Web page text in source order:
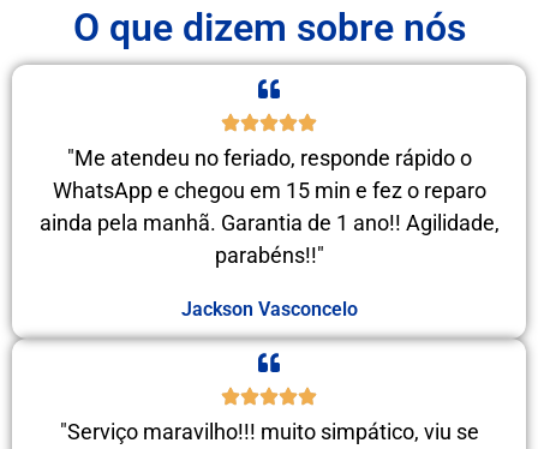
O que dizem sobre nós
"Me atendeu no feriado, responde rápido o
WhatsApp e chegou em 15 min e fez o reparo
ainda pela manhã. Garantia de 1 ano!! Agilidade,
parabéns!!"
Jackson Vasconcelo
"Serviço maravilho!!! muito simpático, viu se